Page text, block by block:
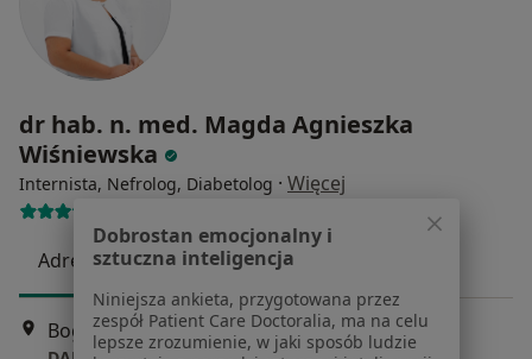
dr hab. n. med. Magda Agnieszka
Wiśniewska
Internista, Nefrolog, Diabetolog · Więcej
Adres Online
Bogurodzicy 1/10, Szczecin• Mapa
Dobrostan emocjonalny i
sztuczna inteligencja
Niniejsza ankieta, przygotowana przez
zespół Patient Care Doctoralia, ma na celu
lepsze zrozumienie, w jaki sposób ludzie